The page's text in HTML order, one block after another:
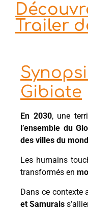
Trailer
Gibiate
En 2030, une
l’ensemble du
des villes du
Les humains
transformés en
Dans ce contexte
et Samurais